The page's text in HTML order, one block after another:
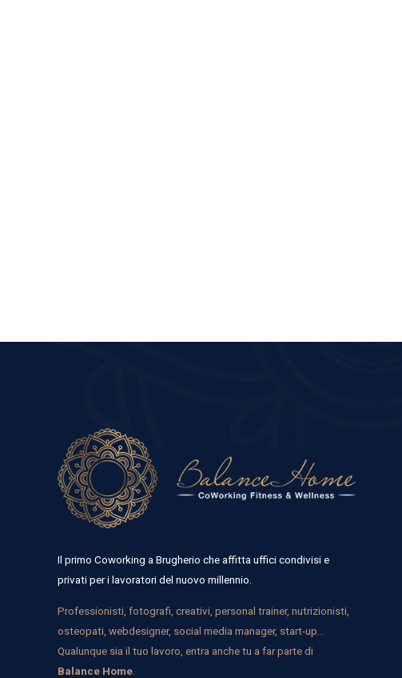
Il primo Coworking a Brugherio che affitta uffici condivisi e
privati per i lavoratori del nuovo millennio.
Professionisti, fotografi, creativi, personal trainer, nutrizionisti,
osteopati, webdesigner, social media manager, start-up…
Qualunque sia il tuo lavoro, entra anche tu a far parte di
Balance Home